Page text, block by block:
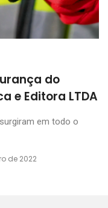
do
e Editora LTDA
em todo o
de 2022